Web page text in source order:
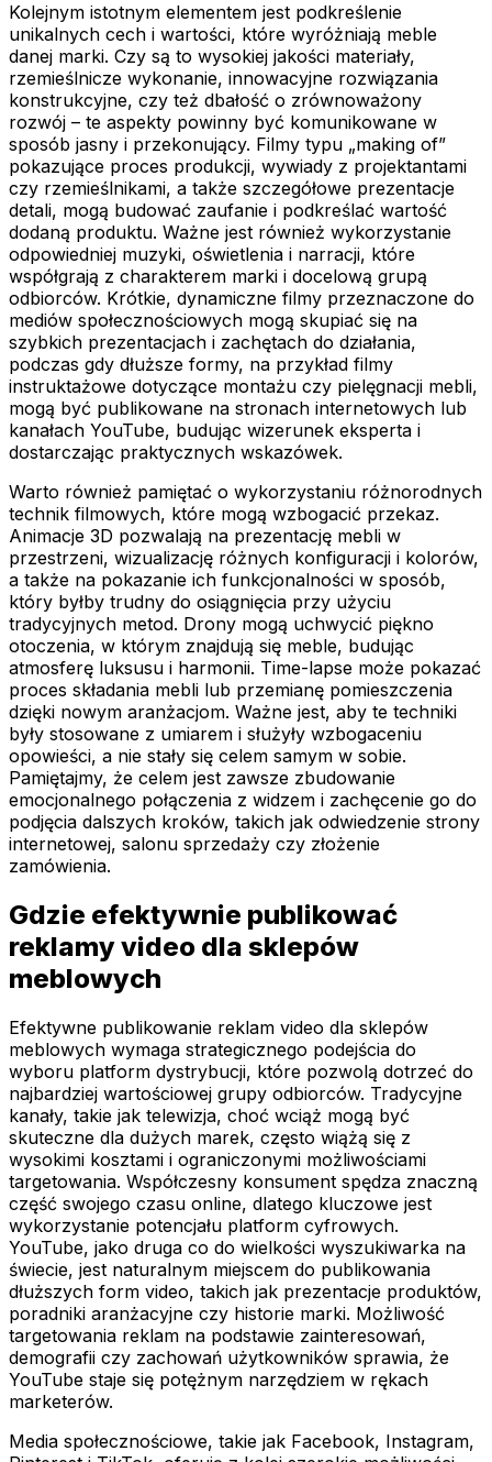
Kolejnym istotnym elementem jest podkreślenie
unikalnych cech i wartości, które wyróżniają meble
danej marki. Czy są to wysokiej jakości materiały,
rzemieślnicze wykonanie, innowacyjne rozwiązania
konstrukcyjne, czy też dbałość o zrównoważony
rozwój – te aspekty powinny być komunikowane w
sposób jasny i przekonujący. Filmy typu „making of”
pokazujące proces produkcji, wywiady z projektantami
czy rzemieślnikami, a także szczegółowe prezentacje
detali, mogą budować zaufanie i podkreślać wartość
dodaną produktu. Ważne jest również wykorzystanie
odpowiedniej muzyki, oświetlenia i narracji, które
współgrają z charakterem marki i docelową grupą
odbiorców. Krótkie, dynamiczne filmy przeznaczone do
mediów społecznościowych mogą skupiać się na
szybkich prezentacjach i zachętach do działania,
podczas gdy dłuższe formy, na przykład filmy
instruktażowe dotyczące montażu czy pielęgnacji mebli,
mogą być publikowane na stronach internetowych lub
kanałach YouTube, budując wizerunek eksperta i
dostarczając praktycznych wskazówek.
Warto również pamiętać o wykorzystaniu różnorodnych
technik filmowych, które mogą wzbogacić przekaz.
Animacje 3D pozwalają na prezentację mebli w
przestrzeni, wizualizację różnych konfiguracji i kolorów,
a także na pokazanie ich funkcjonalności w sposób,
który byłby trudny do osiągnięcia przy użyciu
tradycyjnych metod. Drony mogą uchwycić piękno
otoczenia, w którym znajdują się meble, budując
atmosferę luksusu i harmonii. Time-lapse może pokazać
proces składania mebli lub przemianę pomieszczenia
dzięki nowym aranżacjom. Ważne jest, aby te techniki
były stosowane z umiarem i służyły wzbogaceniu
opowieści, a nie stały się celem samym w sobie.
Pamiętajmy, że celem jest zawsze zbudowanie
emocjonalnego połączenia z widzem i zachęcenie go do
podjęcia dalszych kroków, takich jak odwiedzenie strony
internetowej, salonu sprzedaży czy złożenie
zamówienia.
Gdzie efektywnie publikować
reklamy video dla sklepów
meblowych
Efektywne publikowanie reklam video dla sklepów
meblowych wymaga strategicznego podejścia do
wyboru platform dystrybucji, które pozwolą dotrzeć do
najbardziej wartościowej grupy odbiorców. Tradycyjne
kanały, takie jak telewizja, choć wciąż mogą być
skuteczne dla dużych marek, często wiążą się z
wysokimi kosztami i ograniczonymi możliwościami
targetowania. Współczesny konsument spędza znaczną
część swojego czasu online, dlatego kluczowe jest
wykorzystanie potencjału platform cyfrowych.
YouTube, jako druga co do wielkości wyszukiwarka na
świecie, jest naturalnym miejscem do publikowania
dłuższych form video, takich jak prezentacje produktów,
poradniki aranżacyjne czy historie marki. Możliwość
targetowania reklam na podstawie zainteresowań,
demografii czy zachowań użytkowników sprawia, że
YouTube staje się potężnym narzędziem w rękach
marketerów.
Media społecznościowe, takie jak Facebook, Instagram,